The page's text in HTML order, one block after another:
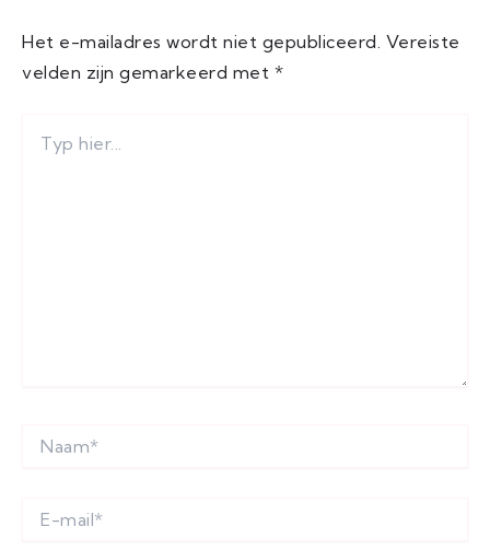
Het e-mailadres wordt niet gepubliceerd. Vereiste
velden zijn gemarkeerd met *
HIER...
NAAM*
E-